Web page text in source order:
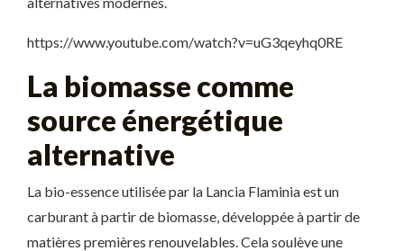
https://www.youtube.com/watch?v=uG3qeyhq0RE
La biomasse comme
source énergétique
alternative
La bio-essence utilisée par la Lancia Flaminia est un
carburant à partir de biomasse, développée à partir de
matières premières renouvelables. Cela soulève une